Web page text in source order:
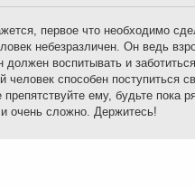
первое что необходимо
небезразличен. Он ведь
воспитывать и
способен поступиться
ему, будьте пока
очень сложно. Держитесь!